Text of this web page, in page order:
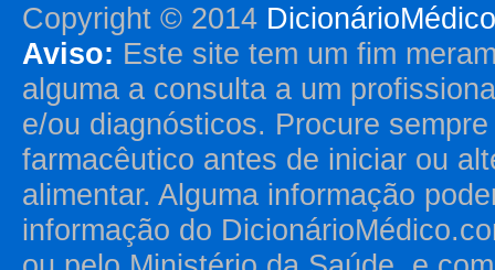
Copyright © 2014
Aviso: Este site tem um fim
alguma a consulta a um
e/ou diagnósticos. Procure
farmacêutico antes de iniciar ou
alimentar. Alguma informação
informação do